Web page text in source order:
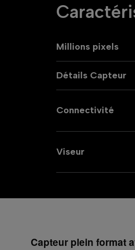
Millions pixels
Détails Capteur
Connectivité
Viseur
Capteur plein format